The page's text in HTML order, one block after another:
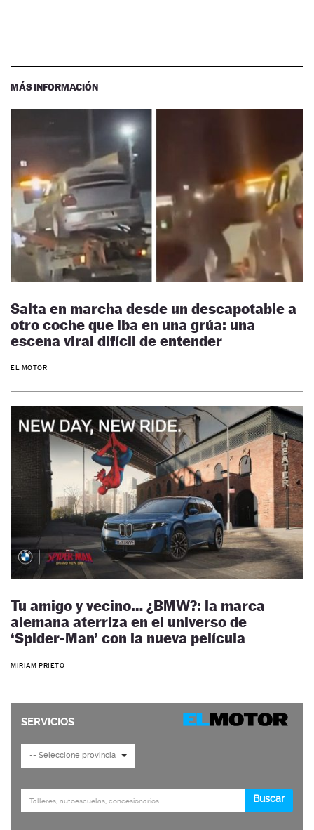
MÁS INFORMACIÓN
Salta en marcha desde un descapotable a
otro coche que iba en una grúa: una
escena viral difícil de entender
EL MOTOR
Tu amigo y vecino… ¿BMW?: la marca
alemana aterriza en el universo de
‘Spider‑Man’ con la nueva película
MIRIAM PRIETO